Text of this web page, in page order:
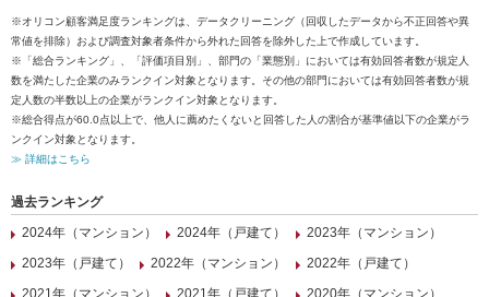
※オリコン顧客満足度ランキングは、データクリーニング（回収したデータから不正回答や異
常値を排除）および調査対象者条件から外れた回答を除外した上で作成しています。
※「総合ランキング」、「評価項目別」、部門の「業態別」においては有効回答者数が規定人
数を満たした企業のみランクイン対象となります。その他の部門においては有効回答者数が規
定人数の半数以上の企業がランクイン対象となります。
※総合得点が60.0点以上で、他人に薦めたくないと回答した人の割合が基準値以下の企業がラ
ンクイン対象となります。
≫ 詳細はこちら
過去ランキング
2024年（マンション）
2024年（戸建て）
2023年（マンション）
2023年（戸建て）
2022年（マンション）
2022年（戸建て）
2021年（マンション）
2021年（戸建て）
2020年（マンション）